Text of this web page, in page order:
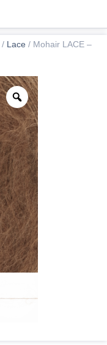
/ Lace / Mohair LACE –